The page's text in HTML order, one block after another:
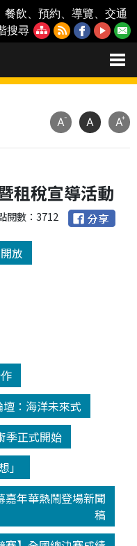
、餐飲 、預約 、導覽 、交通
搜尋
A- A A+
租稅宣導活動
閱數：3712
放
：海洋未來式
季正式開始
」
嘉年華熱鬧登場新聞
稿